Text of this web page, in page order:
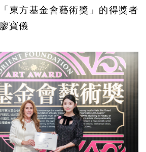
「東方基金會藝術獎」 的得獎者
廖寶儀